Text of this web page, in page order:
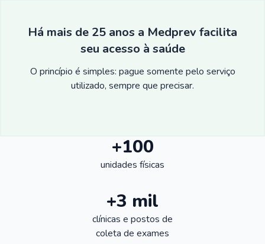
Há mais de 25 anos a Medprev facilita
seu acesso à saúde
O princípio é simples: pague somente pelo serviço
utilizado, sempre que precisar.
+100
unidades físicas
+3 mil
clínicas e postos de
coleta de exames